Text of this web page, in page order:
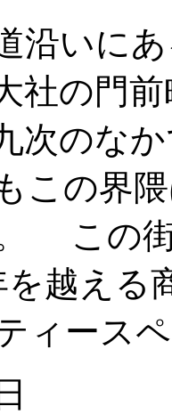
沿いに
社の門
次のな
この界
この
を越える
ィース